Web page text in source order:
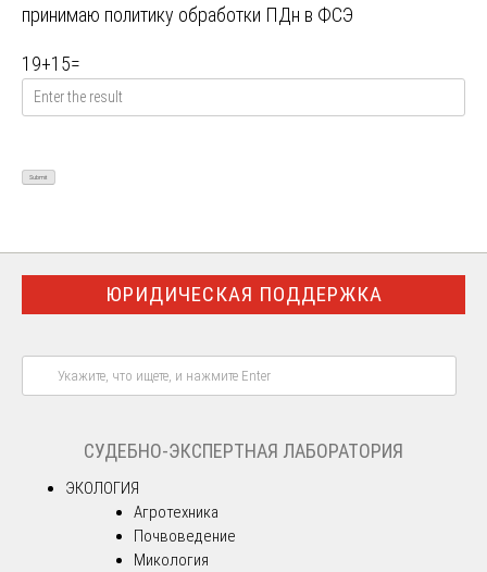
принимаю политику обработки ПДн в ФСЭ
19+15=
ЮРИДИЧЕСКАЯ ПОДДЕРЖКА
СУДЕБНО-ЭКСПЕРТНАЯ ЛАБОРАТОРИЯ
ЭКОЛОГИЯ
Агротехника
Почвоведение
Микология